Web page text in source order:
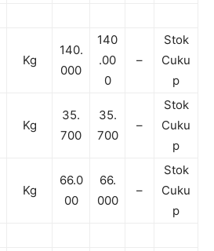
Kg
140.
000
140
.00
0
–
Stok
Cuku
p
Kg
35.
700
35.
700
–
Stok
Cuku
p
Kg
66.0
00
66.
000
–
Stok
Cuku
p